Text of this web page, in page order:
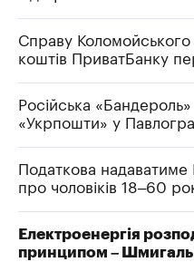
Справу
коштів ПриватБанку
Російська
«Укрпошти» у
Податкова
про чоловіків 18–60
Електроенергія
принципом – Шмигаль